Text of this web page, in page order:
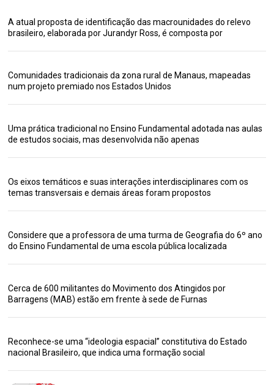
A atual proposta de identificação das macrounidades do relevo
brasileiro, elaborada por Jurandyr Ross, é composta por
Comunidades tradicionais da zona rural de Manaus, mapeadas
num projeto premiado nos Estados Unidos
Uma prática tradicional no Ensino Fundamental adotada nas aulas
de estudos sociais, mas desenvolvida não apenas
Os eixos temáticos e suas interações interdisciplinares com os
temas transversais e demais áreas foram propostos
Considere que a professora de uma turma de Geografia do 6º ano
do Ensino Fundamental de uma escola pública localizada
Cerca de 600 militantes do Movimento dos Atingidos por
Barragens (MAB) estão em frente à sede de Furnas
Reconhece-se uma “ideologia espacial” constitutiva do Estado
nacional Brasileiro, que indica uma formação social